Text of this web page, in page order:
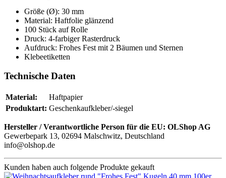
Größe (Ø): 30 mm
Material: Haftfolie glänzend
100 Stück auf Rolle
Druck: 4-farbiger Rasterdruck
Aufdruck: Frohes Fest mit 2 Bäumen und Sternen
Klebeetiketten
Technische Daten
Material:
Haftpapier
Produktart: Geschenkaufkleber/-siegel
Hersteller / Verantwortliche Person für die EU: OLShop AG
Gewerbepark 13, 02694 Malschwitz, Deutschland
info@olshop.de
Kunden haben auch folgende Produkte gekauft